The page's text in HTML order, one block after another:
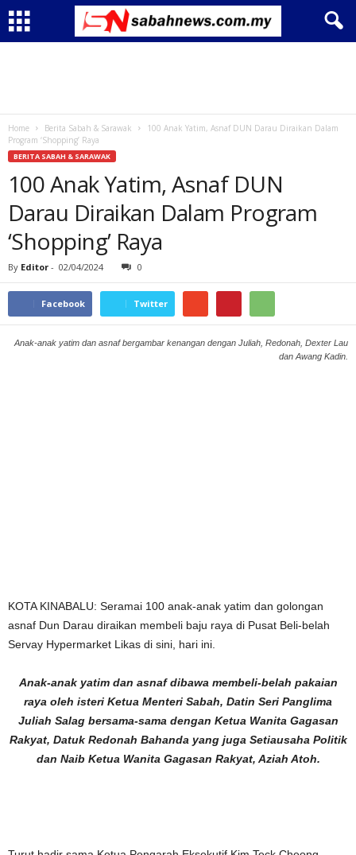
Home Berita Sabah & Sarawak
100 Anak Yatim, Asnaf DUN Darau Diraikan Dalam
Program ‘Shopping’ Raya
BERITA SABAH & SARAWAK
100 Anak Yatim, Asnaf DUN
Darau Diraikan Dalam Program
‘Shopping’ Raya
By Editor - 02/04/2024 0
Facebook Twitter
Anak-anak yatim dan asnaf bergambar kenangan dengan Juliah, Redonah, Dexter Lau
dan Awang Kadin.
KOTA KINABALU: Seramai 100 anak-anak yatim dan golongan
asnaf Dun Darau diraikan membeli baju raya di Pusat Beli-belah
Servay Hypermarket Likas di sini, hari ini.
Anak-anak yatim dan asnaf dibawa membeli-belah pakaian
raya oleh isteri Ketua Menteri Sabah, Datin Seri Panglima
Juliah Salag bersama-sama dengan Ketua Wanita Gagasan
Rakyat, Datuk Redonah Bahanda yang juga Setiausaha Politik
dan Naib Ketua Wanita Gagasan Rakyat, Aziah Atoh.